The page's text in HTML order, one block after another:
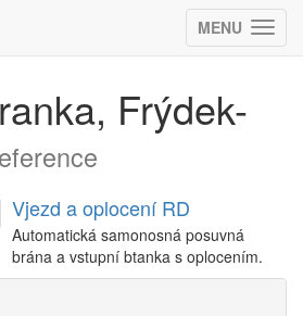
MENU
Frýdek-
Vjezd a oplocení RD
Automatická samonosná posuvná
brána a vstupní btanka s oplocením.